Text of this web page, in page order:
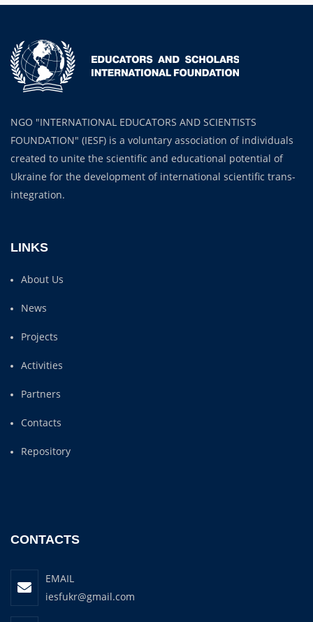
NGO "INTERNATIONAL EDUCATORS AND SCIENTISTS
FOUNDATION" (IESF) is a voluntary association of individuals
created to unite the scientific and educational potential of
Ukraine for the development of international scientific trans-
integration.
LINKS
About Us
News
Projects
Activities
Partners
Contacts
Repository
CONTACTS
EMAIL
iesfukr@gmail.com